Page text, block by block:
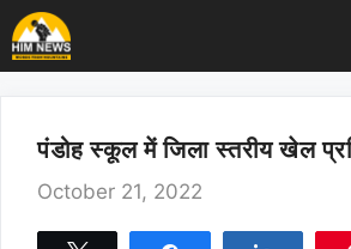
Skip
to
content
पंडोह स्कूल में जिला स्तरीय खेल
October 21, 2022